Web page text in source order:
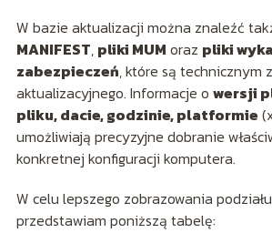
W bazie aktualizacji można znaleźć
MANIFEST, pliki MUM oraz pliki
zabezpieczeń, które są technicznym
aktualizacyjnego. Informacje o wersji
pliku, dacie, godzinie, platformie
umożliwiają precyzyjne dobranie
konkretnej konfiguracji komputera.
W celu lepszego zobrazowania
przedstawiam poniższą tabelę: